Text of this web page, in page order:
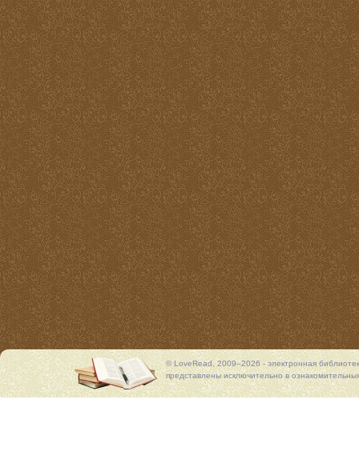
© LoveRead, 2009–2026 - электронная
представлены исключительно в